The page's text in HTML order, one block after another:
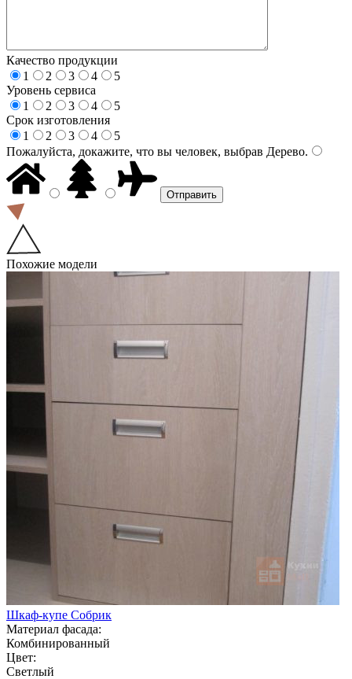
Качество продукции
1
2 3 4
5
Уровень сервиса
1
2 3 4
5
Срок изготовления
1
2 3 4
5
Пожалуйста, докажите, что вы человек, выбрав Дерево.
Похожие модели
Шкаф-купе Собрик
Материал фасада:
Комбинированный
Цвет:
Светлый